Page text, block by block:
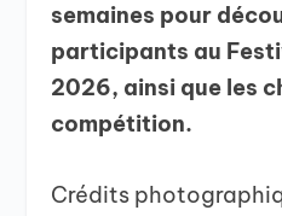
semaines pour
participants au
2026, ainsi que les
compétition.
Crédits